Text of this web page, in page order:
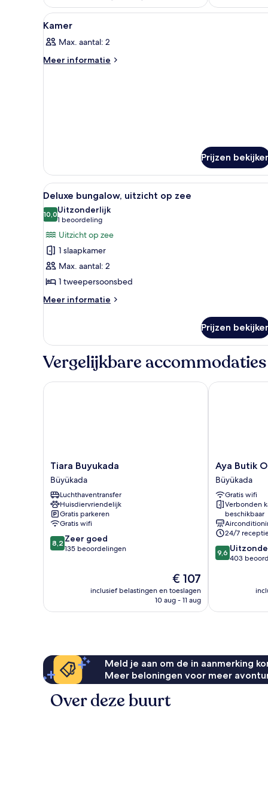
Alle
foto's
voor
Kamer
Een slaapkamer met een
5
Kamer
Max. aantal: 2
Meer informatie
Meer
Prijzen
Alle
foto's
voor
Deluxe
bungalow,
uitzicht
op
zee
laden
Een kamer met een groot
10
Deluxe bungalow, uitzicht op zee
10,010,0 van 10
Uitzonderlijk
1 beoordeling
(1
beoordeling)
Uitzicht op zee
1 slaapkamer
Max. aantal: 2
1 tweepersoonsbed
Meer informatie
Meer
bungalow,
op
Prijzen
Vergelijkbare accommodaties
Tiara
Buyukada
Büyükada
Tiara Buyukada
Büyükada
Luchthaventransfer
Huisdiervriendelijk
Gratis parkeren
Gratis wifi
8.2
van
8,2 Zeer goed
135 beoordelingen
De
prijs
is
€ 107
inclusief belastingen en toeslagen
10 aug - 11 aug
Tiara Buyukada
Aya
Butik
Otel
Büyükada
Aya Butik
Büyükada
Gratis wifi
Verbonden
beschikbaar
24/7
9.6
van
9,6
403
Aya Butik Otel
Meld je aan om de in aanmerking
Meer beloningen voor meer
Over deze buurt